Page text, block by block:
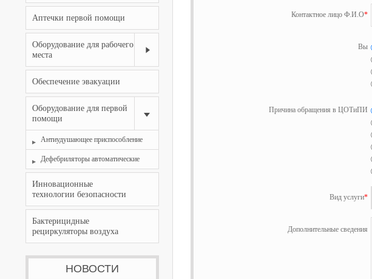
Аптечки первой помощи
Оборудование для рабочего
места
Обеспечение эвакуации
Оборудование для первой
помощи
Антиудушающее приспособление
Дефебриляторы автоматические
Инновационные
технологии безопасности
Бактерицидные
рециркуляторы воздуха
НОВОСТИ
Контактное лицо Ф.И.О*
Вы
Причина обращения в ЦОТиПИ
Вид услуги*
Дополнительные сведения